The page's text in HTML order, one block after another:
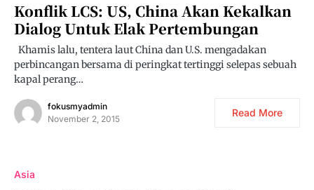
Konflik LCS: US, China Akan Kekalkan
Dialog Untuk Elak Pertembungan
Khamis lalu, tentera laut China dan U.S. mengadakan
perbincangan bersama di peringkat tertinggi selepas sebuah
kapal perang…
fokusmyadmin
November 2, 2015
Read More
Asia